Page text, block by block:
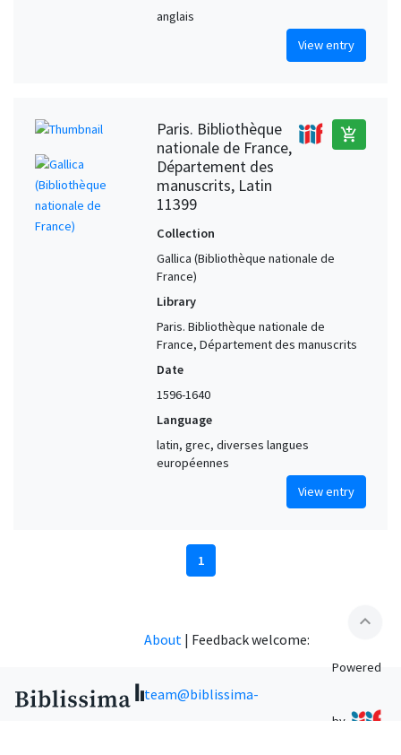
anglais
View entry
Paris. Bibliothèque
nationale de France,
Département des
manuscrits, Latin
11399
add_shopping_cart
Collection
Gallica (Bibliothèque nationale de
France)
Library
Paris. Bibliothèque nationale de
France, Département des manuscrits
Date
1596-1640
Language
latin, grec, diverses langues
européennes
View entry
1
expand_less
About | Feedback welcome:
team@biblissima-
Powered
by